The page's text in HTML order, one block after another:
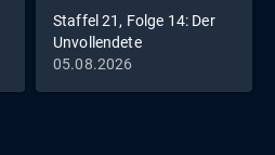
Staffel 21, Folge 14: Der
Unvollendete
05.08.2026